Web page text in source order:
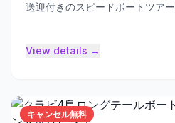
送迎付きのスピードボートツアー
View details →
キャンセル無料